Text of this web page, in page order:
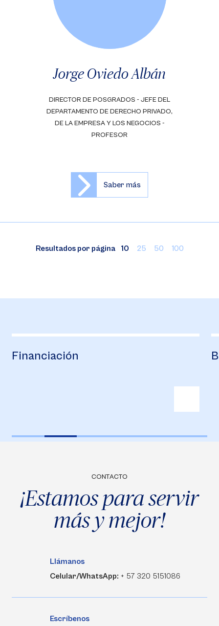
Jorge Oviedo Albán
DIRECTOR DE POSGRADOS - JEFE DEL
DEPARTAMENTO DE DERECHO PRIVADO,
DE LA EMPRESA Y LOS NEGOCIOS -
PROFESOR
Saber más
Resultados por página 10 25 50 100
Financiación
CONTACTO
¡Estamos para servir
más y mejor!
Llámanos
Celular/WhatsApp: + 57 320 5151086
Escríbenos